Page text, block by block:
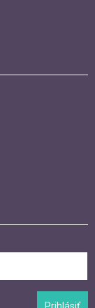
Prihlásiť